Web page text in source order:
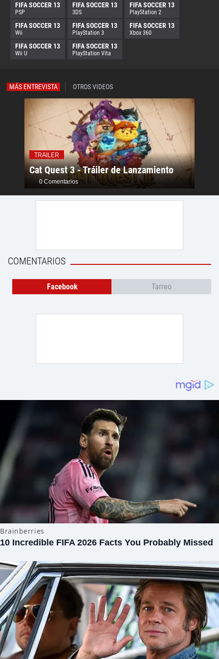
FIFA SOCCER 13
PSP
FIFA SOCCER 13
3DS
FIFA SOCCER 13
PlayStation 2
FIFA SOCCER 13
Wii
FIFA SOCCER 13
PlayStation 3
FIFA SOCCER 13
Xbox 360
FIFA SOCCER 13
Wii U
FIFA SOCCER 13
PlayStation Vita
MÁS ENTREVISTA OTROS VIDEOS
TRAILER
Cat Quest 3 - Tráiler de Lanzamiento
0 Comentarios
COMENTARIOS
Facebook Tarreo